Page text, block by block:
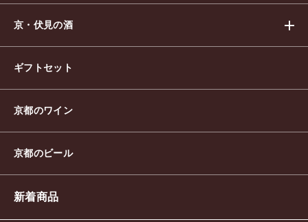
京・伏見の酒
ギフトセット
京都のワイン
京都のビール
新着商品